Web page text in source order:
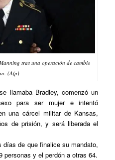
tras una operación de cambio
(Afp)
llamaba Bradley, comenzó un
para ser mujer e intentó
una cárcel militar de Kansas,
de prisión, y será liberada el
de que finalice su mandato,
personas y el perdón a otras 64.